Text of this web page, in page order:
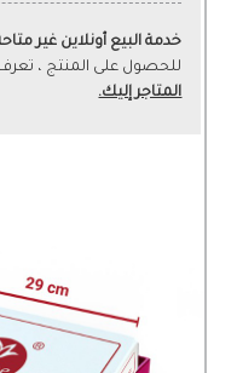
خدمة البيع أونلاين غير
للحصول على المنتج ،
المتاجر إليك.